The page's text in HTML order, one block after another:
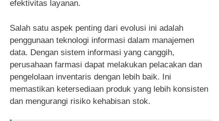
efektivitas layanan.
Salah satu aspek penting dari evolusi ini adalah
penggunaan teknologi informasi dalam manajemen
data. Dengan sistem informasi yang canggih,
perusahaan farmasi dapat melakukan pelacakan dan
pengelolaan inventaris dengan lebih baik. Ini
memastikan ketersediaan produk yang lebih konsisten
dan mengurangi risiko kehabisan stok.